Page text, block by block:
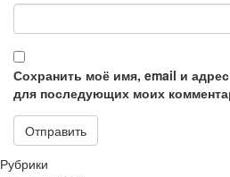
Сохранить моё имя, email и
для последующих моих
Рубрики